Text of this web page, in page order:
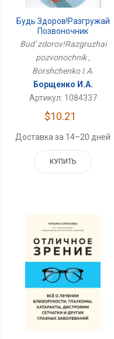
Будь Здоров!Разгружай
Позвоночник
Bud' zdorov!Razgruzhai
pozvonochnik ,
Borshchenko I.A.
Борщенко И.А.
Артикул: 1084337
$10.21
Доставка за 14–20 дней
КУПИТЬ